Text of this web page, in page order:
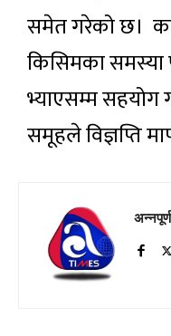
समेत गरेको छ।
किसिमका
भ्याएसम्म सहयोग
समूहले विज्ञप्ति